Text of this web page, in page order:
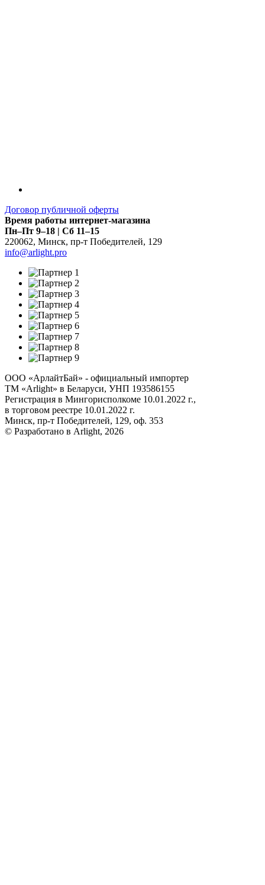
Договор публичной оферты
Время работы интернет-магазина
Пн–Пт 9–18 | Сб 11–15
220062, Минск, пр-т Победителей, 129
info@arlight.pro
ООО «АрлайтБай» - официальный импортер
ТМ «Arlight» в Беларуси, УНП 193586155
Регистрация в Мингорисполкоме 10.01.2022 г.,
в торговом реестре 10.01.2022 г.
Минск, пр-т Победителей, 129, оф. 353
© Разработано в Arlight, 2026